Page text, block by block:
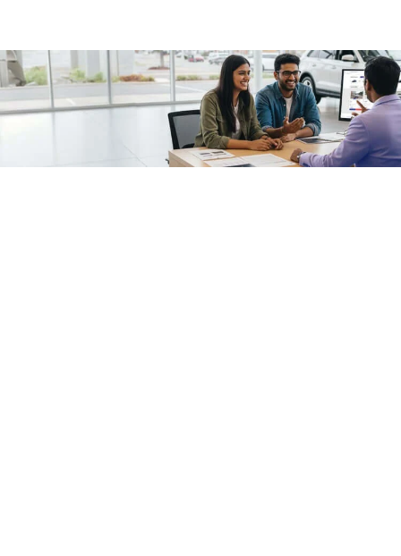
/fragments/plp-details